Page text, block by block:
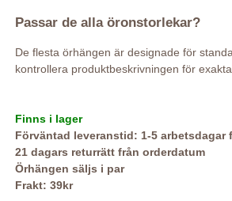
Passar de alla öronstorlekar?
De flesta örhängen är designade för
kontrollera produktbeskrivningen för exakta
Finns i lager
Förväntad leveranstid: 1-5 arbetsdagar
21 dagars returrätt från orderdatum
Örhängen säljs i par
Frakt: 39kr